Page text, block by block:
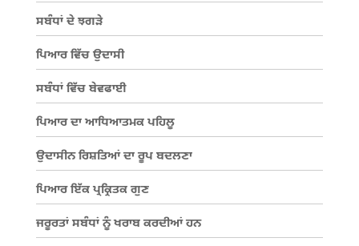
ਸਬੰਧਾਂ ਦੇ ਝਗੜੇ
ਪਿਆਰ ਵਿੱਚ ਉਦਾਸੀ
ਸਬੰਧਾਂ ਵਿੱਚ ਬੇਵਫਾਈ
ਪਿਆਰ ਦਾ ਆਧਿਆਤਮਕ ਪਹਿਲੂ
ਉਦਾਸੀਨ ਰਿਸ਼ਤਿਆਂ ਦਾ ਰੂਪ ਬਦਲਣਾ
ਪਿਆਰ ਇੱਕ ਪ੍ਰਕ੍ਰਿਤਕ ਗੁਣ
ਜਰੂਰਤਾਂ ਸਬੰਧਾਂ ਨੂੰ ਖਰਾਬ ਕਰਦੀਆਂ ਹਨ